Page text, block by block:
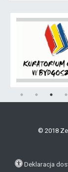
© 2018
Deklaracja